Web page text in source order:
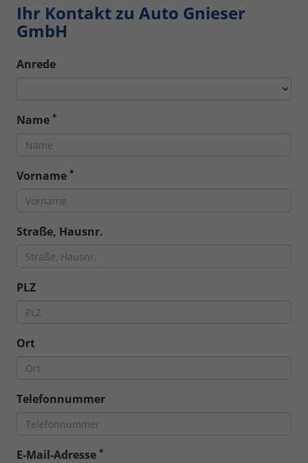
Ihr Kontakt zu Auto Gnieser
GmbH
Anrede
Name *
Vorname *
Straße, Hausnr.
PLZ
Ort
Telefonnummer
E-Mail-Adresse *